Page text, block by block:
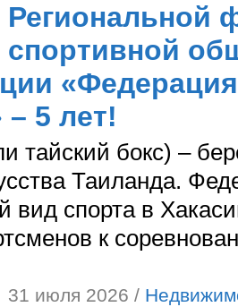
Региональной
спортивной
– 5 лет!
тайский бокс) –
Таиланда.
вид спорта в
к
31 июля 2026 /